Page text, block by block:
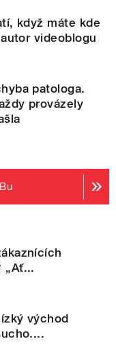
když máte kde
videoblogu
patologa.
provázely
„Ať...
východ